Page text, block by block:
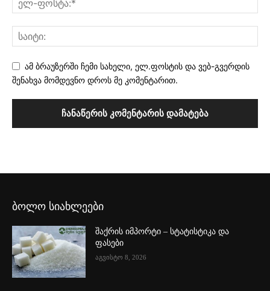
ამ ბრაუზერში ჩემი სახელი, ელ.ფოსტის და ვებ-გვერდის
შენახვა მომდევნო დროს მე კომენტარით.
ბოლო სიახლეები
შაქრის იმპორტი – სტატისტიკა და
ფასები
აგვისტო 8, 2026